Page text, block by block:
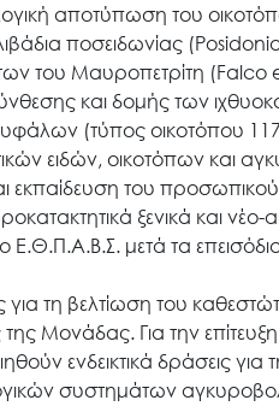
αποτύπωση του
ποσειδωνίας
του Μαυροπετρίτη
και δομής των
υφάλων (τύπος οικοτόπου
ειδών, οικοτόπων και
εκπαίδευση του
ξενικά και
μετά τα
για τη βελτίωση του
Μονάδας. Για την
ενδεικτικά δράσεις
συστημάτων